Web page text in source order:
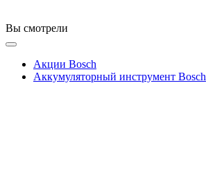
Вы смотрели
Акции Bosch
Аккумуляторный инструмент Bosch